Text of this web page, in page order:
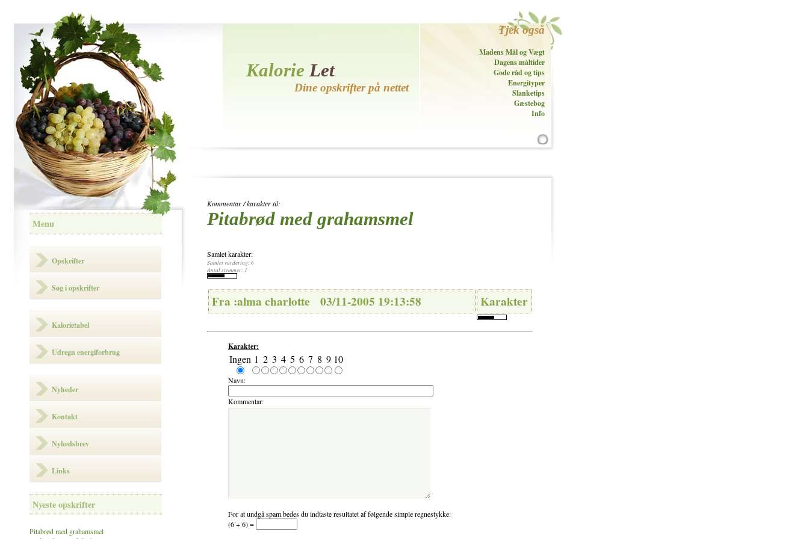
KalorieLet
Dine opskrifter på nettet
Tjek også
Madens Mål og Vægt
Dagens måltider
Gode råd og tips
Energityper
Slanketips
Gæstebog
Info
Menu
Opskrifter
Søg i opskrifter
Kalorietabel
Udregn energiforbrug
Nyheder
Kontakt
Nyhedsbrev
Links
Nyeste opskrifter
Pitabrød med grahamsmel
Kommentar / karakter til:
Pitabrød med grahamsmel
Samlet karakter:
Samlet vurdering: 6
Antal stemmer: 1
Fra :alma charlotte 03/11-2005 19:13:58 Karakter
Karakter:
Ingen 1 2 3 4 5 6 7 8 9 10
Navn:
Kommentar:
For at undgå spam bedes du indtaste resultatet af følgende simple regnestykke:
(6 + 6) =